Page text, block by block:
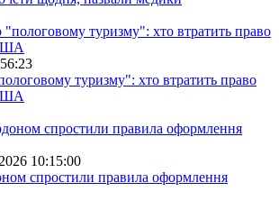
туризму": хто втратить право
10:15:00
спростили правила оформлення